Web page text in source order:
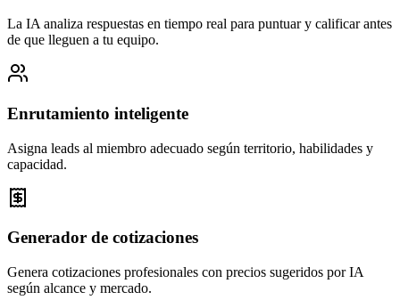
La IA analiza respuestas en tiempo real para puntuar y calificar antes
de que lleguen a tu equipo.
Enrutamiento inteligente
Asigna leads al miembro adecuado según territorio, habilidades y
capacidad.
Generador de cotizaciones
Genera cotizaciones profesionales con precios sugeridos por IA
según alcance y mercado.